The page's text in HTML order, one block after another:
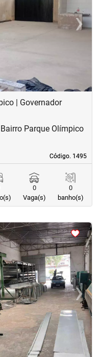
›Next
| Governador
Código. 1495
Código. 1495
Parque Olímpico
0
Vaga(s)
0
banho(s)
›Next